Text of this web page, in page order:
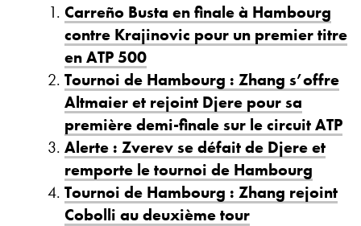
Carreño Busta en finale à Hambourg
contre Krajinovic pour un premier titre
en ATP 500
Tournoi de Hambourg : Zhang s’offre
Altmaier et rejoint Djere pour sa
première demi-finale sur le circuit ATP
Alerte : Zverev se défait de Djere et
remporte le tournoi de Hambourg
Tournoi de Hambourg : Zhang rejoint
Cobolli au deuxième tour